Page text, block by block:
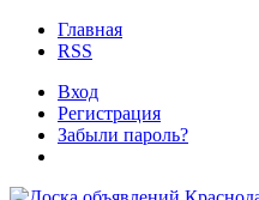
Главная
RSS
Вход
Регистрация
Забыли пароль?